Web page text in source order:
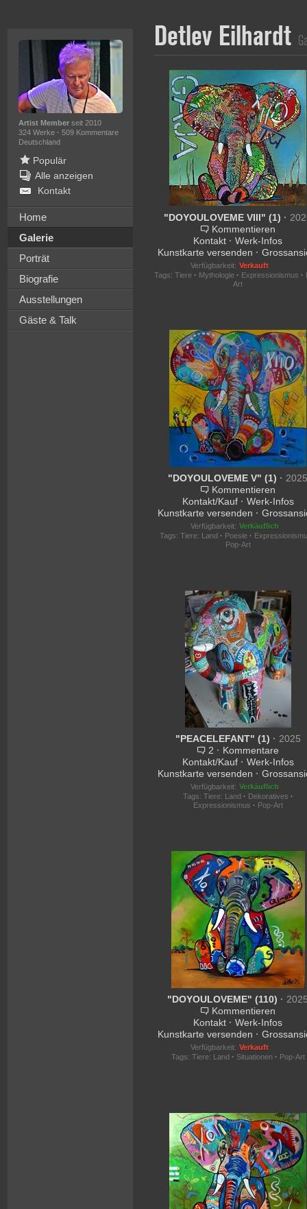
Artist Memberseit 2010
324 Werke · 509 Kommentare
Deutschland
Populär
Alle anzeigen
Kontakt
Home
Galerie
Porträt
Biografie
Ausstellungen
Gäste & Talk
Detlev Eilhardt
"DOYOULOVEME VIII" (1) ·
Kommentieren
Kontakt · Werk-Infos
Kunstkarte versenden ·
Verfügbarkeit: Verkauft
Tags:Tiere · Mythologie · Expressionismus ·
Art
"DOYOULOVEME V" (1) ·
Kommentieren
Kontakt/Kauf · Werk-Infos
Kunstkarte versenden ·
Verfügbarkeit: Verkäuflich
Tags: Tiere: Land · Poesie ·
Pop-Art
"PEACELEFANT" (1) · 2025
2 · Kommentare
Kontakt/Kauf · Werk-Infos
Kunstkarte versenden ·
Verfügbarkeit: Verkäuflich
Tags: Tiere: Land · Dekoratives ·
Expressionismus · Pop-Art
"DOYOULOVEME" (110) ·
Kommentieren
Kontakt · Werk-Infos
Kunstkarte versenden ·
Verfügbarkeit: Verkauft
Tags: Tiere: Land · Situationen · Pop-Art